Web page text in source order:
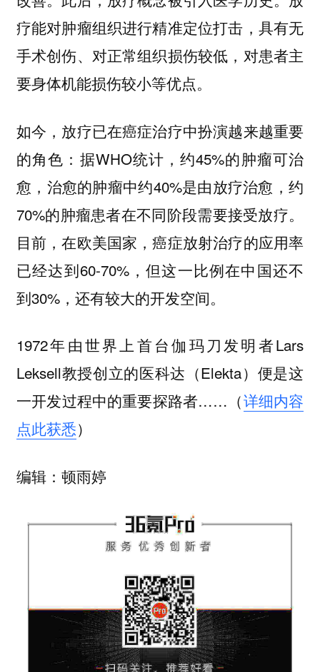
疗能对肿瘤组织进行精准定位打击，具有无
手术创伤、对正常组织损伤较低，对患者主
要身体机能损伤较小等优点。
如今，放疗已在癌症治疗中扮演越来越重要
的角色：据WHO统计，约45%的肿瘤可治
愈，治愈的肿瘤中约40%是由放疗治愈，约
70%的肿瘤患者在不同阶段需要接受放疗。
目前，在欧美国家，癌症放射治疗的应用率
已经达到60-70%，但这一比例在中国还不
到30%，还有较大的开发空间。
1972年由世界上首台伽玛刀发明者Lars
Leksell教授创立的医科达（Elekta）便是这
一开发过程中的重要探路者……（详细内容
点此获悉）
编辑：顿雨婷